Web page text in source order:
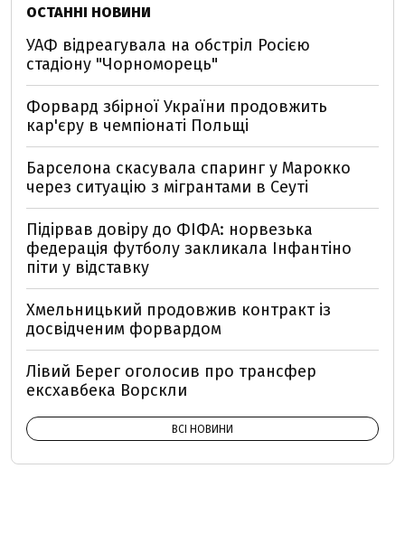
ОСТАННІ НОВИНИ
УАФ відреагувала на обстріл Росією
стадіону "Чорноморець"
Форвард збірної України продовжить
кар'єру в чемпіонаті Польщі
Барселона скасувала спаринг у Марокко
через ситуацію з мігрантами в Сеуті
Підірвав довіру до ФІФА: норвезька
федерація футболу закликала Інфантіно
піти у відставку
Хмельницький продовжив контракт із
досвідченим форвардом
Лівий Берег оголосив про трансфер
ексхавбека Ворскли
ВСІ НОВИНИ